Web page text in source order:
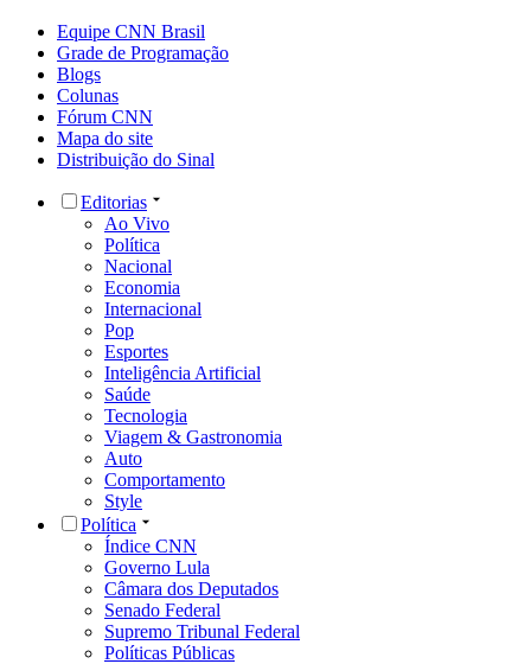
Equipe CNN Brasil
Grade de Programação
Blogs
Colunas
Fórum CNN
Mapa do site
Distribuição do Sinal
Editorias
Ao Vivo
Política
Nacional
Economia
Internacional
Pop
Esportes
Inteligência Artificial
Saúde
Tecnologia
Viagem & Gastronomia
Auto
Comportamento
Style
Política
Índice CNN
Governo Lula
Câmara dos Deputados
Senado Federal
Supremo Tribunal Federal
Políticas Públicas